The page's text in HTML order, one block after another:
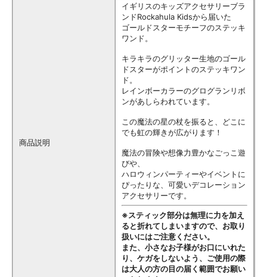
商品説明
イギリスのキッズアクセサリーブラ
ンドRockahula Kidsから届いた
ゴールドスターモチーフのステッキ
ワンド。
キラキラのグリッター生地のゴール
ドスターがポイントのステッキワン
ド。
レインボーカラーのグログランリボ
ンがあしらわれています。
この魔法の星の杖を振ると、どこに
でも虹の輝きが広がります！
魔法の冒険や想像力豊かなごっこ遊
びや、
ハロウィンパーティーやイベントに
ぴったりな、可愛いデコレーション
アクセサリーです。
※スティック部分は無理に力を加え
ると折れてしまいますので、お取り
扱いにはご注意ください。
また、小さなお子様がお口にいれた
り、ケガをしないよう、ご使用の際
は大人の方の目の届く範囲でお願い